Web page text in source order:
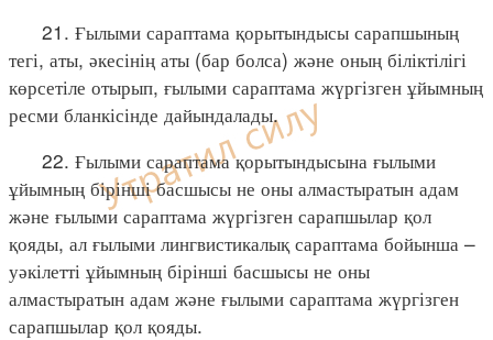
21. Ғылыми сараптама қорытындысы сарапшының
тегі, аты, әкесінің аты (бар болса) және оның біліктілігі
көрсетіле отырып, ғылыми сараптама жүргізген ұйымның
ресми бланкісінде дайындалады.
22. Ғылыми сараптама қорытындысына ғылыми
ұйымның бірінші басшысы не оны алмастыратын адам
және ғылыми сараптама жүргізген сарапшылар қол
қояды, ал ғылыми лингвистикалық сараптама бойынша –
уәкілетті ұйымның бірінші басшысы не оны
алмастыратын адам және ғылыми сараптама жүргізген
сарапшылар қол қояды.